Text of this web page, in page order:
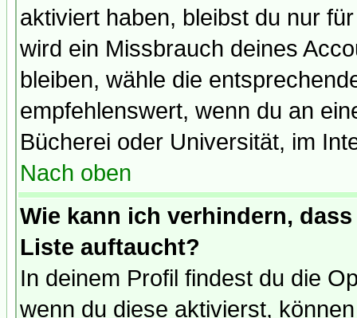
aktiviert haben, bleibst du nur
wird ein Missbrauch deines
bleiben, wähle die
empfehlenswert, wenn du an
Bücherei oder Universität, im
Nach oben
Wie kann ich verhindern,
Liste auftaucht?
In deinem Profil findest du die
wenn du diese aktivierst,